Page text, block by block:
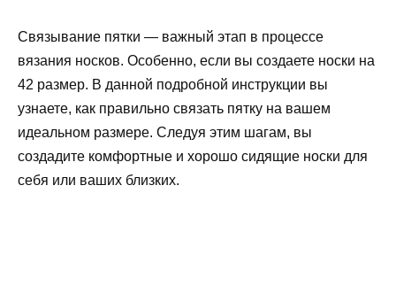
Связывание пятки — важный этап в процессе
вязания носков. Особенно, если вы создаете носки на
42 размер. В данной подробной инструкции вы
узнаете, как правильно связать пятку на вашем
идеальном размере. Следуя этим шагам, вы
создадите комфортные и хорошо сидящие носки для
себя или ваших близких.